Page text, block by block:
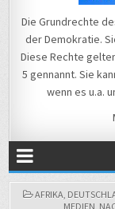
Michael
Die Grundrechte
der Demokratie.
Diese Rechte
5 gennannt. Sie
wenn es u.a.
POSTED
AFRIKA,
MEDIEN,